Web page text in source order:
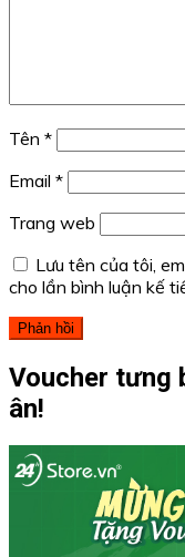
Tên *
Email *
Trang web
Lưu tên của tôi,
cho lần bình luận kế
Voucher tưng
ân!